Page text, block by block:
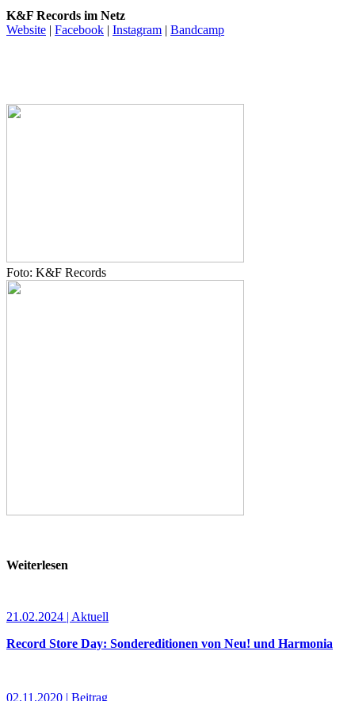
K&F Records im Netz
Website | Facebook | Instagram | Bandcamp
Foto: K&F Records
Weiterlesen
21.02.2024 | Aktuell
Record Store Day: Sondereditionen von Neu! und Harmonia
02.11.2020 | Beitrag